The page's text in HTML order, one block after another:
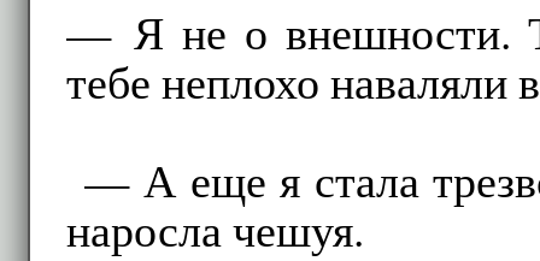
— Я не о внешности.
тебе неплохо наваляли
— А еще я стала
наросла чешуя.